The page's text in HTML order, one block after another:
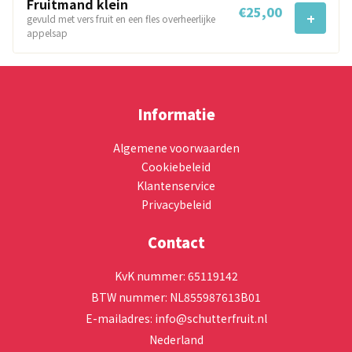
t
Fruitmand klein €25,00
gevuld met vers fruit en een fles overheerlijke
appelsap
Informatie
Algemene voorwaarden
Cookiebeleid
Klantenservice
Privacybeleid
Contact
KvK nummer: 65119142
BTW nummer: NL855987613B01
E-mailadres: info@schutterfruit.nl
Nederland